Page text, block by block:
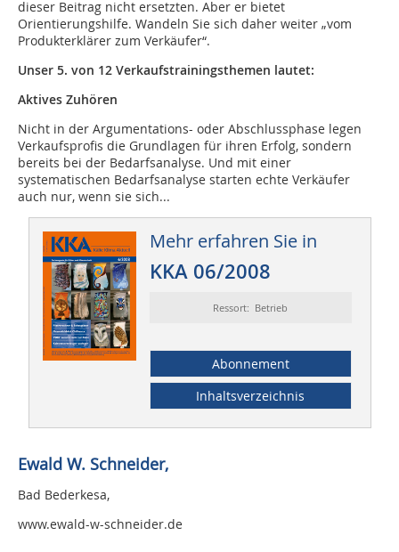
dieser Beitrag nicht ersetzten. Aber er bietet
Orientierungshilfe. Wandeln Sie sich daher weiter „vom
Produkterklärer zum Verkäufer“.
Unser 5. von 12 Verkaufstrainingsthemen lautet:
Aktives Zuhören
Nicht in der Argumentations- oder Abschlussphase legen
Verkaufsprofis die Grundlagen für ihren Erfolg, sondern
bereits bei der Bedarfsanalyse. Und mit einer
systematischen Bedarfsanalyse starten echte Verkäufer
auch nur, wenn sie sich...
Mehr erfahren Sie in
KKA 06/2008
Ressort: Betrieb
Abonnement
Inhaltsverzeichnis
Ewald W. Schneider,
Bad Bederkesa,
www.ewald-w-schneider.de